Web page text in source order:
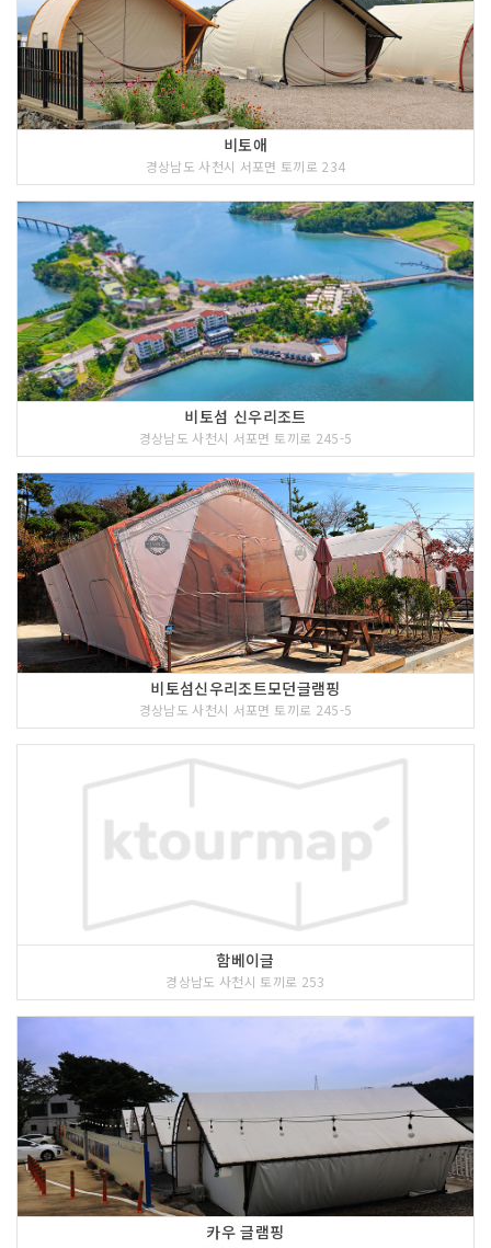
비토애
경상남도 사천시 서포면 토끼로 234
비토섬 신우리조트
경상남도 사천시 서포면 토끼로 245-5
비토섬신우리조트모던글램핑
경상남도 사천시 서포면 토끼로 245-5
함베이글
경상남도 사천시 토끼로 253
카우 글램핑